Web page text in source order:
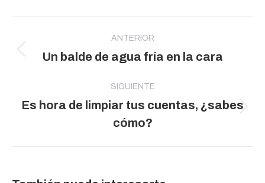
entre
publicaciones
ANTERIOR
Publicación
Un balde de agua fría en la cara
SIGUIENTE
Publicación
siguiente:
Es hora de limpiar tus cuentas, ¿sabes
cómo?